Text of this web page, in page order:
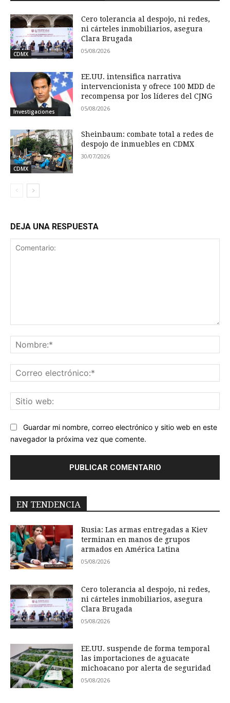
CDMX
Cero tolerancia al despojo, ni redes,
ni cárteles inmobiliarios, asegura
Clara Brugada
05/08/2026
Investigaciones
EE.UU. intensifica narrativa
intervencionista y ofrece 100 MDD de
recompensa por los líderes del CJNG
05/08/2026
CDMX
Sheinbaum: combate total a redes de
despojo de inmuebles en CDMX
30/07/2026
DEJA UNA RESPUESTA
Guardar mi nombre, correo electrónico y sitio web en este
navegador la próxima vez que comente.
EN TENDENCIA
Rusia: Las armas entregadas a Kiev
terminan en manos de grupos
armados en América Latina
05/08/2026
Cero tolerancia al despojo, ni redes,
ni cárteles inmobiliarios, asegura
Clara Brugada
05/08/2026
EE.UU. suspende de forma temporal
las importaciones de aguacate
michoacano por alerta de seguridad
05/08/2026